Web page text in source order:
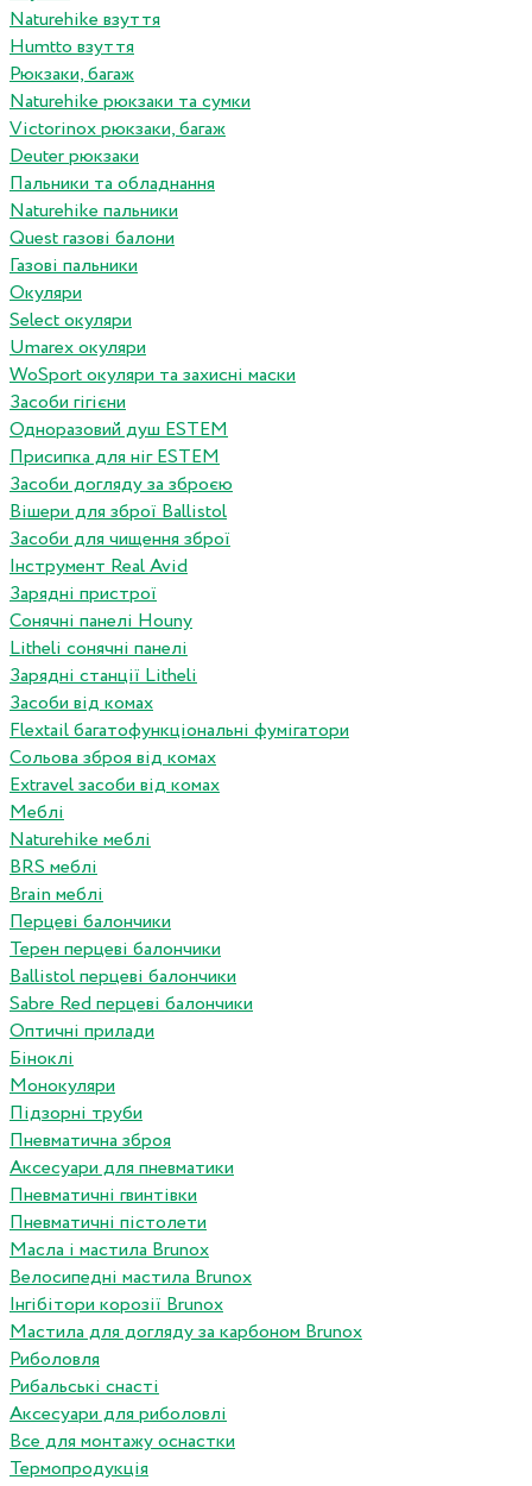
Naturehike взуття
Humtto взуття
Рюкзаки, багаж
Naturehike рюкзаки та сумки
Victorinox рюкзаки, багаж
Deuter рюкзаки
Пальники та обладнання
Naturehike пальники
Quest газові балони
Газові пальники
Окуляри
Select окуляри
Umarex окуляри
WoSport окуляри та захисні маски
Засоби гігієни
Одноразовий душ ESTEM
Присипка для ніг ESTEM
Засоби догляду за зброєю
Вішери для зброї Ballistol
Засоби для чищення зброї
Інструмент Real Avid
Зарядні пристрої
Сонячні панелі Houny
Litheli сонячні панелі
Зарядні станції Litheli
Засоби від комах
Flextail багатофункціональні фумігатори
Сольова зброя від комах
Extravel засоби від комах
Меблі
Naturehike меблі
BRS меблі
Brain меблі
Перцеві балончики
Терен перцеві балончики
Ballistol перцеві балончики
Sabre Red перцеві балончики
Оптичні прилади
Біноклі
Монокуляри
Підзорні труби
Пневматична зброя
Аксесуари для пневматики
Пневматичні гвинтівки
Пневматичні пістолети
Масла і мастила Brunox
Велосипедні мастила Brunox
Інгібітори корозії Brunox
Мастила для догляду за карбоном Brunox
Риболовля
Рибальські снасті
Аксесуари для риболовлі
Все для монтажу оснастки
Термопродукція